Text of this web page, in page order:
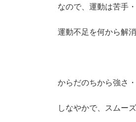
なので、運動は苦手
運動不足を何から解
からだのちから強さ
しなやかで、スムー